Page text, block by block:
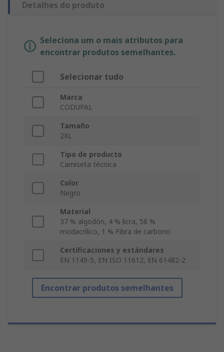
Detalhes do produto
Seleciona um o mais atributos para
encontrar produtos semelhantes.
Selecionar tudo
Marca
CODUPAL
Tamaño
2XL
Tipo de producto
Camiseta técnica
Color
Negro
Material
37 % algodón, 4 % licra, 58 %
modacrílico, 1 % Fibra de carbono
Certificaciones y estándares
EN 1149-5, EN ISO 11612, EN 61482-2
Encontrar produtos semelhantes